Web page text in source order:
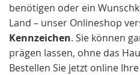
benötigen oder ein
Land – unser Onlineshop
Kennzeichen. Sie können
prägen lassen, ohne das
Bestellen Sie jetzt online